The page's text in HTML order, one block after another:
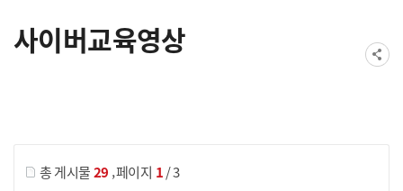
사이버교육영상
총 게시물29 ,페이지 1/ 3